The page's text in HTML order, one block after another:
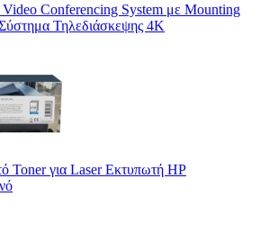
Conferencing System με Mounting
Τηλεδιάσκεψης 4K
Toner για Laser Εκτυπωτή HP